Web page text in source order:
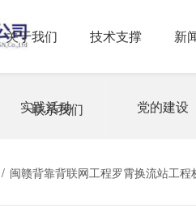
关于我们 技术支撑 新
联系我们
实践活动 党的建设
/ 闽赣背靠背联网工程罗霄换流站工